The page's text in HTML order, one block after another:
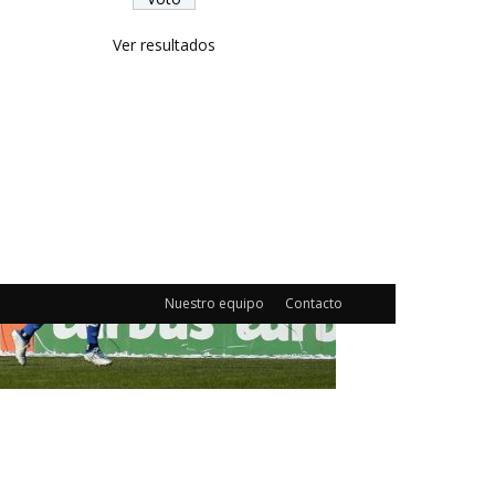
Ver resultados
Nuestro equipo Contacto